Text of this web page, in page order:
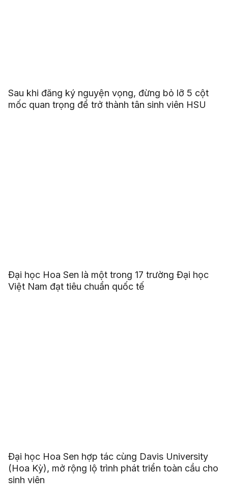
Sau khi đăng ký nguyện vọng, đừng bỏ lỡ 5 cột
mốc quan trọng để trở thành tân sinh viên HSU
Đại học Hoa Sen là một trong 17 trường Đại học
Việt Nam đạt tiêu chuẩn quốc tế
Đại học Hoa Sen hợp tác cùng Davis University
(Hoa Kỳ), mở rộng lộ trình phát triển toàn cầu cho
sinh viên